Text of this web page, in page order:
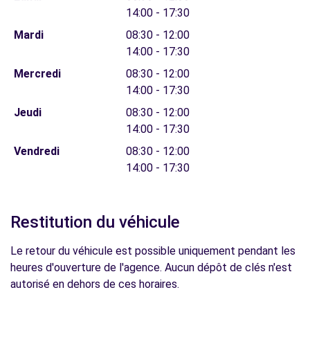
14:00 - 17:30
Mardi
08:30 - 12:00
14:00 - 17:30
Mercredi
08:30 - 12:00
14:00 - 17:30
Jeudi
08:30 - 12:00
14:00 - 17:30
Vendredi
08:30 - 12:00
14:00 - 17:30
Restitution du véhicule
Le retour du véhicule est possible uniquement pendant les
heures d'ouverture de l'agence. Aucun dépôt de clés n'est
autorisé en dehors de ces horaires.